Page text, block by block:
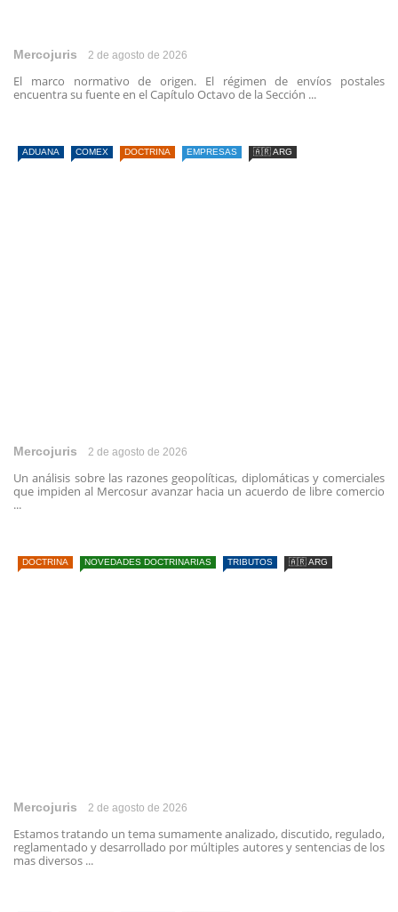
Mercojuris 2 de agosto de 2026
El marco normativo de origen. El régimen de envíos postales
encuentra su fuente en el Capítulo Octavo de la Sección ...
ADUANA COMEX DOCTRINA EMPRESAS 🇦🇷 ARG
Mercojuris 2 de agosto de 2026
Un análisis sobre las razones geopolíticas, diplomáticas y comerciales
que impiden al Mercosur avanzar hacia un acuerdo de libre comercio
...
DOCTRINA NOVEDADES DOCTRINARIAS TRIBUTOS 🇦🇷 ARG
Mercojuris 2 de agosto de 2026
Estamos tratando un tema sumamente analizado, discutido, regulado,
reglamentado y desarrollado por múltiples autores y sentencias de los
mas diversos ...